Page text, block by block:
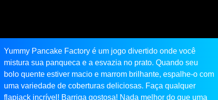
Yummy Pancake Factory é um jogo divertido onde você
mistura sua panqueca e a esvazia no prato. Quando seu
bolo quente estiver macio e marrom brilhante, espalhe-o com
uma variedade de coberturas deliciosas. Faça qualquer
flapjack incrível! Barriga gostosa! Nada melhor do que uma